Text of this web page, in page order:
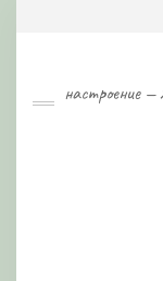
настроение —